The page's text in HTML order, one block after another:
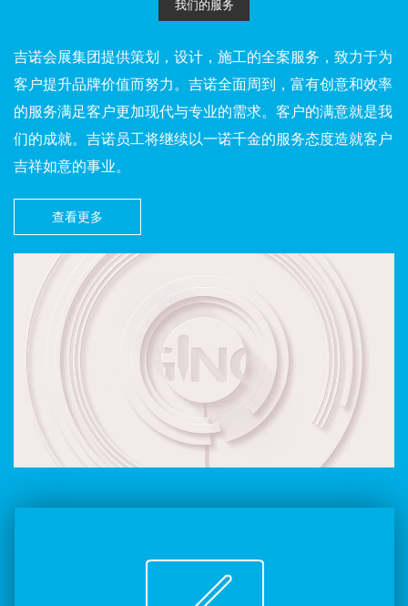
我们的服务
吉诺会展集团提供策划，设计，施工的全案服务，致力于为
客户提升品牌价值而努力。吉诺全面周到，富有创意和效率
的服务满足客户更加现代与专业的需求。客户的满意就是我
们的成就。吉诺员工将继续以一诺千金的服务态度造就客户
吉祥如意的事业。
查看更多